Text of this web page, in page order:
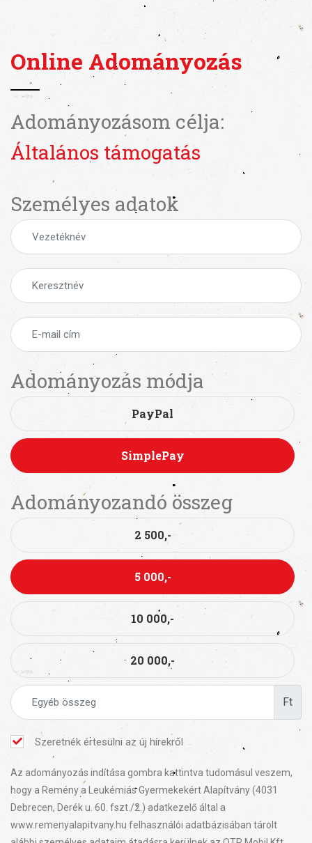
Online Adományozás
Adományozásom célja:
Általános támogatás
Személyes adatok
Adományozás módja
PayPal
SimplePay
Adományozandó összeg
2 500,-
5 000,-
10 000,-
20 000,-
Ft
Szeretnék értesülni az új hírekről
Az adományozás indítása gombra kattintva tudomásul veszem,
hogy a Remény a Leukémiás Gyermekekért Alapítvány (4031
Debrecen, Derék u. 60. fszt./2.) adatkezelő által a
www.remenyalapitvany.hu felhasználói adatbázisában tárolt